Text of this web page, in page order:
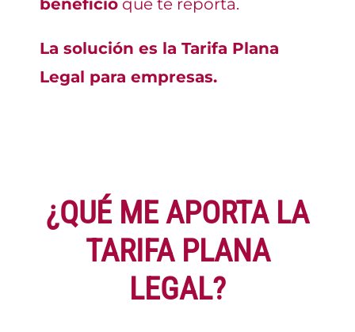
beneficioque te reporta.
La solución es la Tarifa Plana
Legal para empresas.
¿QUÉ ME APORTA LA
TARIFA PLANA
LEGAL?